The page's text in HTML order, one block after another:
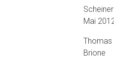
Scheiner
Mai
Thomas
Brione